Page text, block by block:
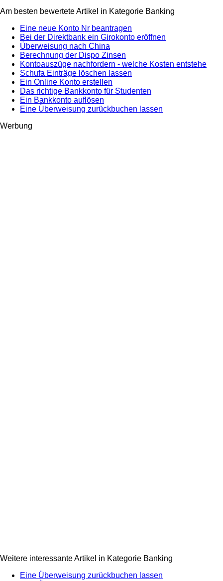
Am besten bewertete Artikel in Kategorie Banking
Eine neue Konto Nr beantragen
Bei der Direktbank ein Girokonto eröffnen
Überweisung nach China
Berechnung der Dispo Zinsen
Kontoauszüge nachfordern - welche Kosten entstehe
Schufa Einträge löschen lassen
Ein Online Konto erstellen
Das richtige Bankkonto für Studenten
Ein Bankkonto auflösen
Eine Überweisung zurückbuchen lassen
Werbung
Weitere interessante Artikel in Kategorie Banking
Eine Überweisung zurückbuchen lassen